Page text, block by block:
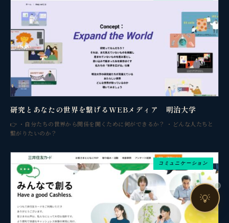
研究とあなたの世界を繋げるWEBメディア 明治大学
👉 ・自分たちの世界から関係を開くために何ができるか？ ・どんな人たちと
繋がりたいのか？
コミュニケーション
💡
📈 利益を増やしたい
❤️ ファンを増やしたい
🔍 現状サイトを分析したい
🤝 コンサルティングって？
🧭 個人コーチングとは？
お問い合わせ